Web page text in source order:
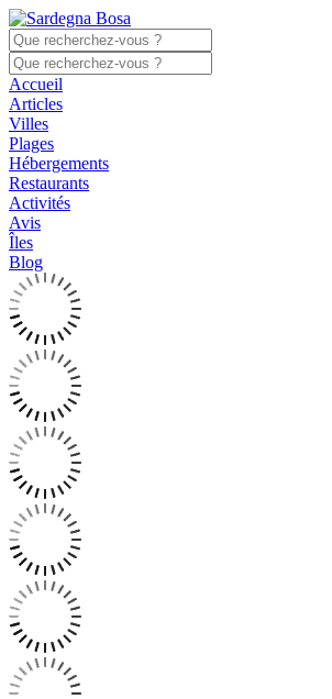
Accueil
Articles
Villes
Plages
Hébergements
Restaurants
Activités
Avis
Îles
Blog